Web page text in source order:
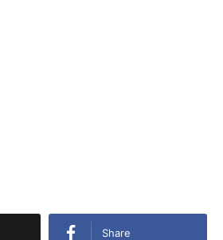
Share